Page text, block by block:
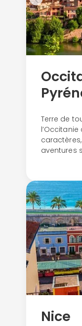
Terre de
aventures
Nice